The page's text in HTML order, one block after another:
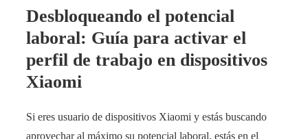
Desbloqueando el potencial
laboral: Guía para activar el
perfil de trabajo en dispositivos
Xiaomi
Si eres usuario de dispositivos Xiaomi y estás buscando
aprovechar al máximo su potencial laboral, estás en el